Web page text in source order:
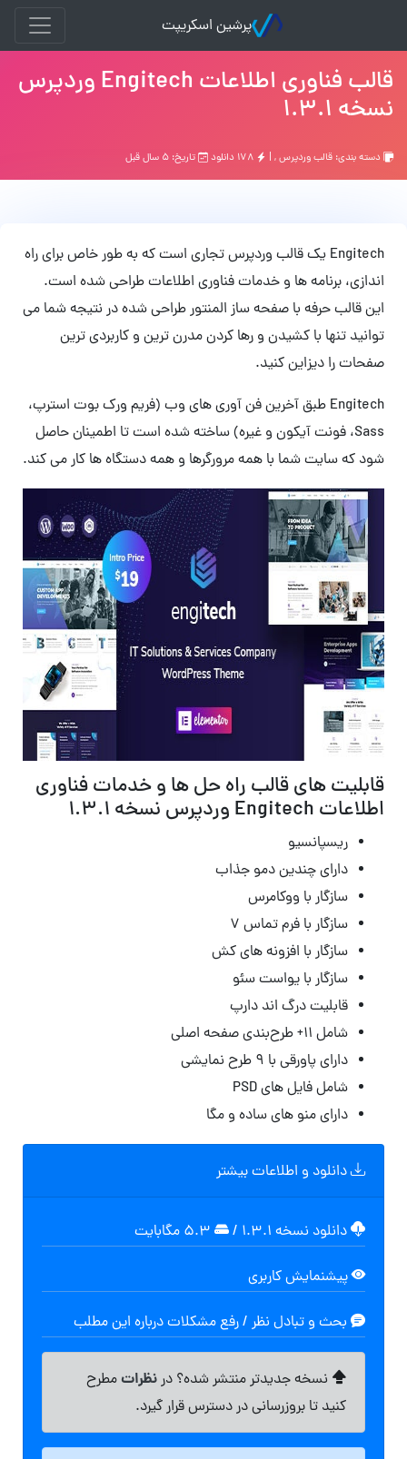
پرشین اسکریپت
قالب فناوری اطلاعات Engitech وردپرس
نسخه 1.3.1
دسته بندی: قالب وردپرس, | تاریخ: ۵ سال قبل
Engitech یک قالب وردپرس تجاری است که به طور خاص برای راه
اندازی، برنامه ها و خدمات فناوری اطلاعات طراحی شده است.
این قالب حرفه با صفحه ساز المنتور طراحی شده در نتیجه شما می
توانید تنها با کشیدن و رها کردن مدرن ترین و کاربردی ترین
صفحات را دیزاین کنید.
Engitech طبق آخرین فن آوری های وب (فریم ورک بوت استرپ،
Sass، فونت آیکون و غیره) ساخته شده است تا اطمینان حاصل
شود که سایت شما با همه مرورگرها و همه دستگاه ها کار می کند.
قابلیت های قالب راه حل ها و خدمات فناوری
اطلاعات Engitech وردپرس نسخه 1.3.1
ریسپانسیو
دارای چندین دمو جذاب
سازگار با ووکامرس
سازگار با فرم تماس ۷
سازگار با افزونه های کش
سازگار با یواست سئو
قابلیت درگ اند دارپ
شامل ۱۱+ طرح‌بندی صفحه اصلی
دارای پاورقی با ۹ طرح نمایشی
شامل فایل های PSD
دارای منو های ساده و مگا
دانلود و اطلاعات بیشتر
دانلود نسخه ۱.۳.۱ /
پیشنمایش کاربری
بحث و تبادل نظر / رفع مشکلات درباره این مطلب
نسخه جدیدتر منتشر شده؟ درنظراتمطرح
کنید تا بروزرسانی در دسترس قرار گیرد.